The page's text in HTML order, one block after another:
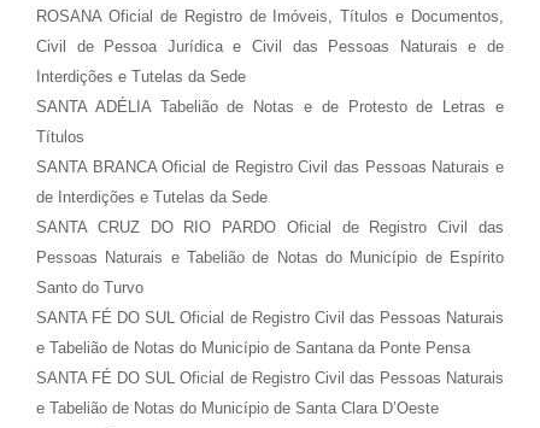
ROSANA Oficial de Registro de Imóveis, Títulos e Documentos,
Civil de Pessoa Jurídica e Civil das Pessoas Naturais e de
Interdições e Tutelas da Sede
SANTA ADÉLIA Tabelião de Notas e de Protesto de Letras e
Títulos
SANTA BRANCA Oficial de Registro Civil das Pessoas Naturais e
de Interdições e Tutelas da Sede
SANTA CRUZ DO RIO PARDO Oficial de Registro Civil das
Pessoas Naturais e Tabelião de Notas do Município de Espírito
Santo do Turvo
SANTA FÉ DO SUL Oficial de Registro Civil das Pessoas Naturais
e Tabelião de Notas do Município de Santana da Ponte Pensa
SANTA FÉ DO SUL Oficial de Registro Civil das Pessoas Naturais
e Tabelião de Notas do Município de Santa Clara D’Oeste